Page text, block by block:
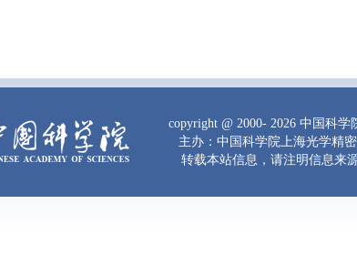
copyright @ 2000- 2026 中国科学
主办：中国科学院上海光学精
转载本站信息，请注明信息来